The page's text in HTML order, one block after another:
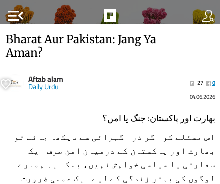
menu_open
Bharat Aur Pakistan: Jang Ya
Aman?
Aftab alam
Daily Urdu 27
0
04.06.2026
بھارت اور پاکستان: جنگ یا امن؟
اس مسئلے کو اگر ذرا گہرائی سے دیکھا جائے تو
بھارت اور پاکستان کے درمیان امن صرف ایک
سفارتی یا سیاسی خواہش نہیں، بلکہ یہ ہمارے
لوگوں کی بہتر زندگی کے لیے ایک عملی ضرورت